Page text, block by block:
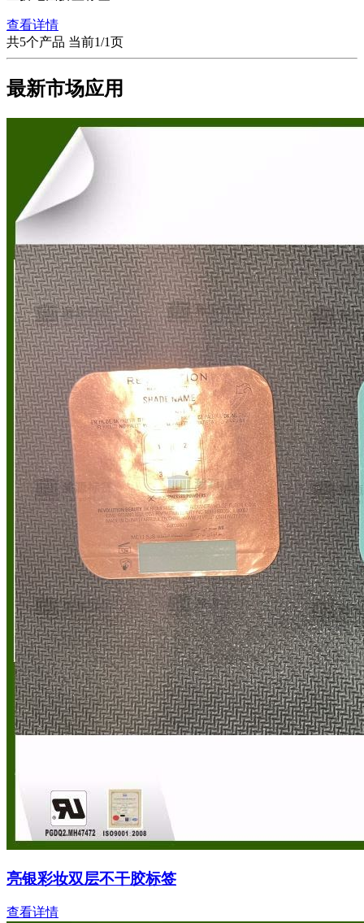
查看详情
共5个产品 当前1/1页
最新市场应用
亮银彩妆双层不干胶标签
查看详情